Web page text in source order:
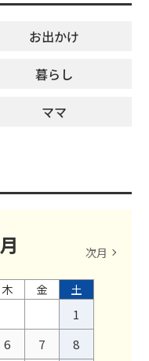
お出かけ
暮らし
ママ
月 次月
木 金
土
1
6 7
8